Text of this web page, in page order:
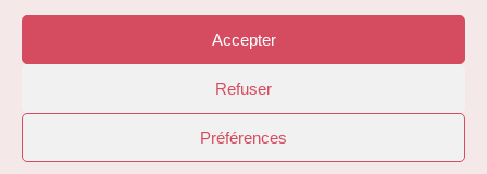
Accepter
Refuser
Préférences
Mentions légales
Politique de cookies (EU)
© Site web réalisé parDénode- Illustrations par
Kloelicioustattoo tous droits réservés